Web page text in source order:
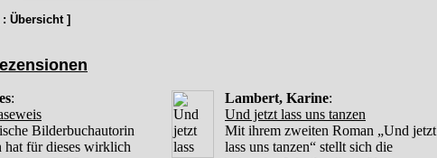
: Übersicht ]
:
Bilderbuchautorin
hat für dieses wirklich
Lambert, Karine:
Und jetzt lass uns tanzen
Mit ihrem zweiten Roman „Und jetzt
lass uns tanzen“ stellt sich die